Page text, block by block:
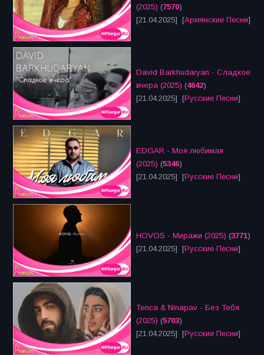
(2025) (7570)
[21.04.2025] [Армянские Песни]
David Barkhudaryan - Сладкое
вчера (2025) (4642)
[21.04.2025] [Русские Песни]
EDGAR - Моя любимая
(2025) (5346)
[21.04.2025] [Русские Песни]
HOVOS - Миражи (2025) (3771)
[21.04.2025] [Русские Песни]
Tenca & Ninapav - Без Тебя
(2025) (5703)
[21.04.2025] [Русские Песни]